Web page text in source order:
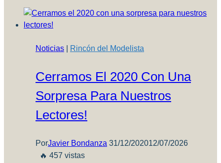
Juan
Noticias
Rincón del Modelista
Cerramos El 2020 Con Una
Sorpresa Para Nuestros
Lectores!
PorJavier Bondanza 31/12/202012/07/2026
🔥 457 vistas